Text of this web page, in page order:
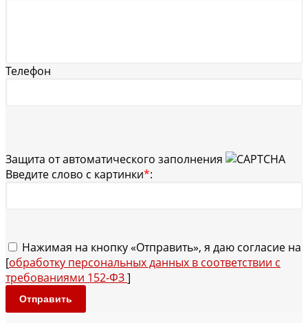
Телефон
Защита от автоматического заполнения
Введите слово с картинки*:
Нажимая на кнопку «Отправить», я даю согласие на
[обработку персональных данных в соответствии с
требованиями 152-ФЗ]
Отправить